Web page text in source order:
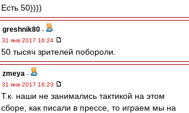
Есть 50))))
greshnik80 -
31 янв 2017 16:24
50 тысяч зрителей побороли.
zmeya -
31 янв 2017 16:23
Т.к. наши не занимались тактикой на этом
сборе, как писали в прессе, то играем мы на